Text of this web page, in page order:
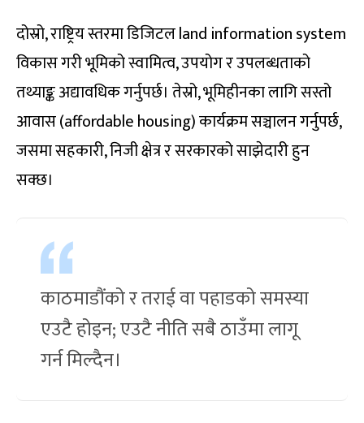
दोस्रो, राष्ट्रिय स्तरमा डिजिटल land information system
विकास गरी भूमिको स्वामित्व, उपयोग र उपलब्धताको
तथ्याङ्क अद्यावधिक गर्नुपर्छ। तेस्रो, भूमिहीनका लागि सस्तो
आवास (affordable housing) कार्यक्रम सञ्चालन गर्नुपर्छ,
जसमा सहकारी, निजी क्षेत्र र सरकारको साझेदारी हुन
सक्छ।
काठमाडौंको र तराई वा पहाडको समस्या
एउटै होइन; एउटै नीति सबै ठाउँमा लागू
गर्न मिल्दैन।